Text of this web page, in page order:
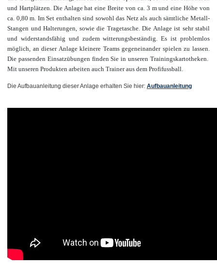
und Hartplätzen. Die Anlage hat eine Breite von ca. 3 m und eine Höhe von
ca. 0,80 m. Im Set enthalten sind sowohl das Netz als auch sämtliche Metall-
Stangen und Halterungen, sowie die Tragetasche. Die Anlage ist sehr stabil
und widerstandsfähig und zudem witterungsbeständig. Es ist problemlos
möglich, an dieser Anlage kleinere Teams gegeneinander spielen zu lassen.
Die passenden Einsatzübungen finden Sie in unseren Trainingskartotheken.
Mit unseren Produkten arbeiten auch Trainer aus dem Profifussball.
Die Aufbauanleitung dieser Anlage erhalten Sie hier: Aufbauanleitung